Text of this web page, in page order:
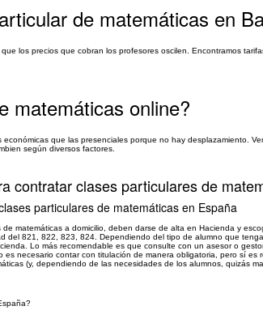
de matemáticas en
los precios que cobran los profesores oscilen. Encontramos
matemáticas online?
que las presenciales porque no hay desplazamiento.
según diversos factores.
contratar clases particulares de
particulares de matemáticas en España
matemáticas a domicilio, deben darse de alta en Hacienda y
del 821, 822, 823, 824. Dependiendo del tipo de alumno que
Lo más recomendable es que consulte con un asesor o
es necesario contar con titulación de manera obligatoria, pero sí es
(y, dependiendo de las necesidades de los alumnos, quizás